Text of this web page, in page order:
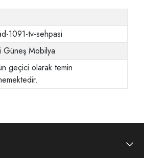
1091-tv-sehpasi
Güneş Mobilya
geçici olarak temin